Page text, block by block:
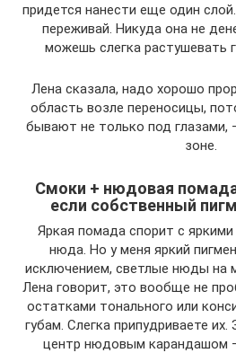
придется нанести еще один
переживай. Никуда она не
можешь слегка растушевать
Лена сказала, надо хорошо
область возле переносицы,
бывают не только под глазами,
зоне.
Смоки + нюдовая
если собственный
Яркая помада спорит с
нюда. Но у меня яркий
исключением, светлые нюды на
Лена говорит, это вообще не
остатками тонального или
губам. Слегка припудриваете их.
центр нюдовым карандашом